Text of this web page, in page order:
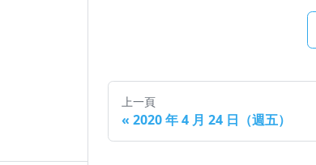
上一頁
« 2020 年 4 月 24 日（週五）